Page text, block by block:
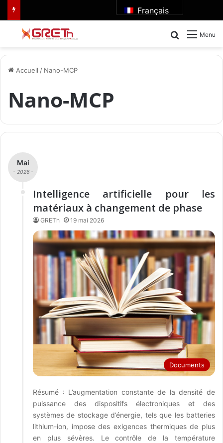
Français
Menu
Rechercher
Accueil / Nano-MCP
Nano-MCP
Mai
- 2026 -
Intelligence artificielle pour les
matériaux à changement de phase
GRETh 19 mai 2026
Documents
Résumé : L’augmentation constante de la densité de
puissance des dispositifs électroniques et des
systèmes de stockage d’énergie, tels que les batteries
lithium-ion, impose des exigences thermiques de plus
en plus sévères. Le contrôle de la température